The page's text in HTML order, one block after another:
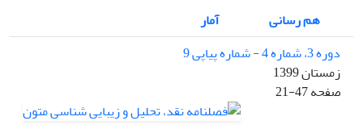
هم رسانی
آمار
دوره 3، شماره 4 - شماره پیاپی 9
زمستان 1399
صفحه21-47